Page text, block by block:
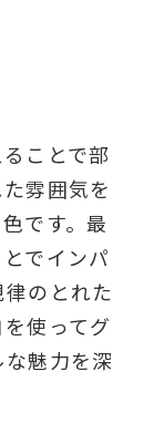
ことで部
雰囲気を
です。最
でインパ
のとれた
使ってグ
魅力を深